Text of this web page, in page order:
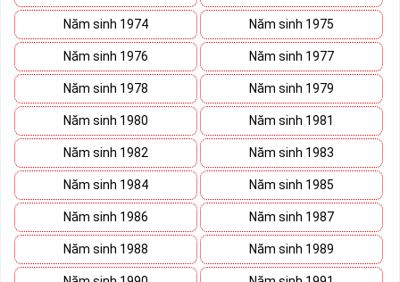
Năm sinh 1974 Năm sinh 1975
Năm sinh 1976 Năm sinh 1977
Năm sinh 1978 Năm sinh 1979
Năm sinh 1980 Năm sinh 1981
Năm sinh 1982 Năm sinh 1983
Năm sinh 1984 Năm sinh 1985
Năm sinh 1986 Năm sinh 1987
Năm sinh 1988 Năm sinh 1989